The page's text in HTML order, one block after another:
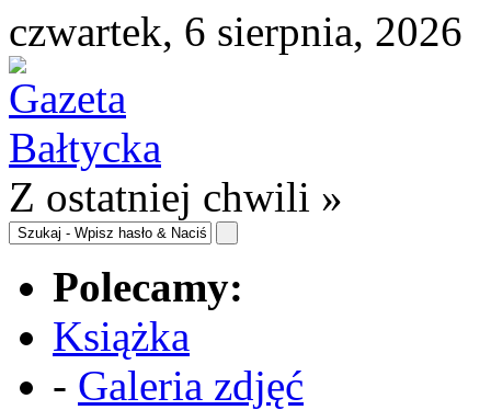
czwartek, 6 sierpnia, 2026
Z ostatniej chwili »
Polecamy:
Książka
- Galeria zdjęć